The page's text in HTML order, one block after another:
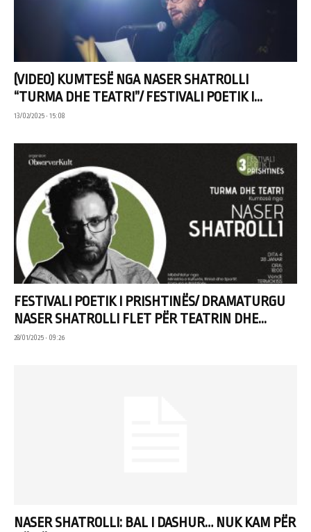
(VIDEO) KUMTESË NGA NASER SHATROLLI
“TURMA DHE TEATRI”/ FESTIVALI POETIK I...
13/02/2025 • 15:08
FESTIVALI POETIK I PRISHTINËS/ DRAMATURGU
NASER SHATROLLI FLET PËR TEATRIN DHE...
28/01/2025 • 09:26
NASER SHATROLLI: BAL I DASHUR… NUK KAM PËR